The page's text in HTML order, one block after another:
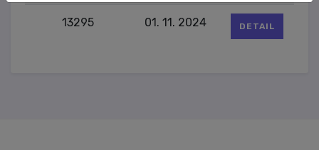
13295 01. 11. 2024 DETAIL